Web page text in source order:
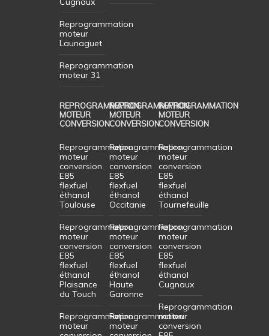
Reprogrammation
moteur
Launaguet
Reprogrammation
moteur 31
REPROGRAMMATION
MOTEUR
CONVERSION
Reprogrammation
moteur
conversion
E85
flexfuel
éthanol
Toulouse
Reprogrammation
moteur
conversion
E85
flexfuel
éthanol
Plaisance
du Touch
Reprogrammation
moteur
REPROGRAMMATION
MOTEUR
CONVERSION
Reprogrammation
moteur
conversion
E85
flexfuel
éthanol
Occitanie
Reprogrammation
moteur
conversion
E85
flexfuel
éthanol
Haute
Garonne
Reprogrammation
moteur
REPROGRAMMATION
MOTEUR
CONVERSION
Reprogrammation
moteur
conversion
E85
flexfuel
éthanol
Tournefeuille
Reprogrammation
moteur
conversion
E85
flexfuel
éthanol
Cugnaux
Reprogrammation
moteur
conversion